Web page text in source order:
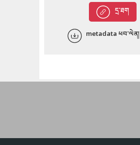
English
དྲ་ཐག
metadata ཕབ་ལེན།